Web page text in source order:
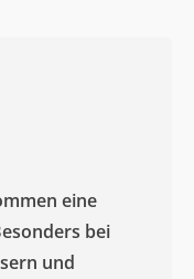
eine
bei
und